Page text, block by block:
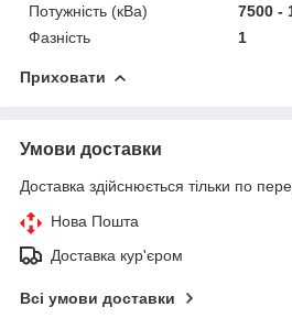
Потужність (кВа)
7500 -
Фазність
1
Приховати
Умови доставки
Доставка здійснюється тільки по
Нова Пошта
Доставка кур'єром
Всі умови доставки